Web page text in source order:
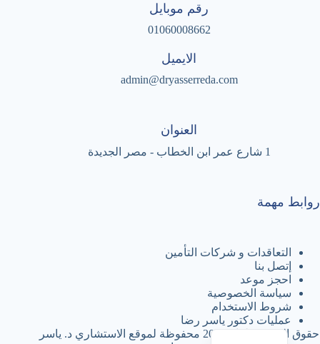
رقم موبايل
01060008662
الايميل
admin@dryasserreda.com
العنوان
1 شارع عمر ابن الخطاب - مصر الجديدة
روابط مهمة
التعاقدات و شركات التأمين
إتصل بنا
احجز موعد
سياسة الخصوصية
شروط الاستخدام
عمليات دكتور ياسر رضا
حقوق النشر © لعام 2026 محفوظة لموقع الاستشاري د. ياسر
English